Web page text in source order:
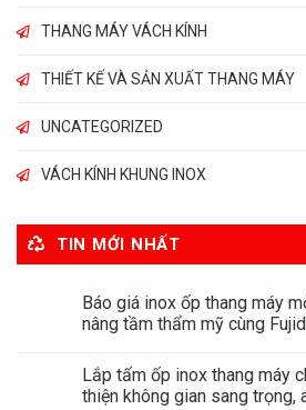
THANG MÁY VÁCH KÍNH
THIẾT KẾ VÀ SẢN XUẤT THANG MÁY
UNCATEGORIZED
VÁCH KÍNH KHUNG INOX
TIN MỚI NHẤT
Báo giá inox ốp thang máy
nâng tầm thẩm mỹ cùng
Lắp tấm ốp inox thang máy
thiện không gian sang trọng,